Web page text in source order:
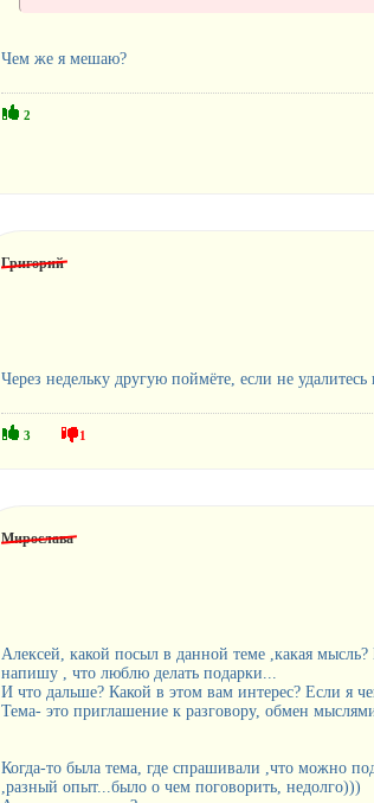
Чем же я мешаю?
2
Григорий
Через недельку другую поймёте, если не
3 1
Мирослава
Алексей, какой посыл в данной теме ,какая
напишу , что люблю делать подарки...
И что дальше? Какой в этом вам интерес? Если я
Тема- это приглашение к разговору, обмен
Когда-то была тема, где спрашивали ,что можно
,разный опыт...было о чем поговорить, недолго)))